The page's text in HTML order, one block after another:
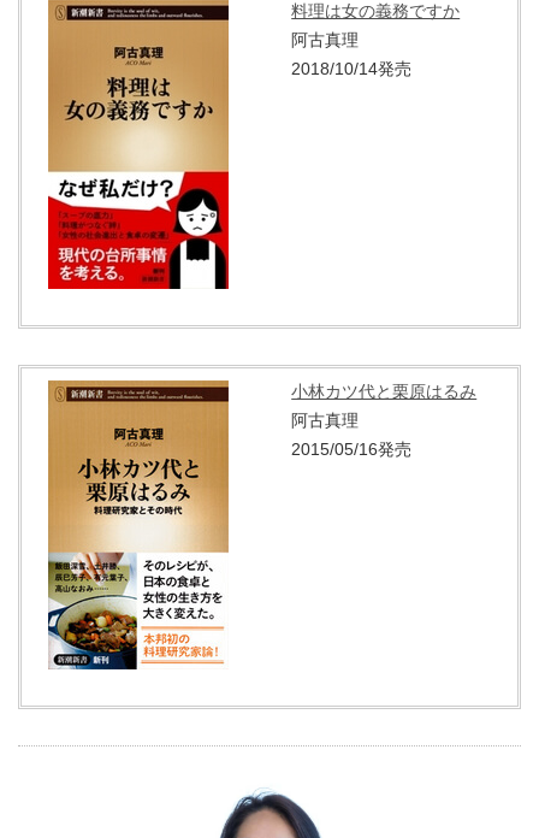
料理は女の義務ですか
阿古真理
2018/10/14発売
小林カツ代と栗原はるみ
阿古真理
2015/05/16発売